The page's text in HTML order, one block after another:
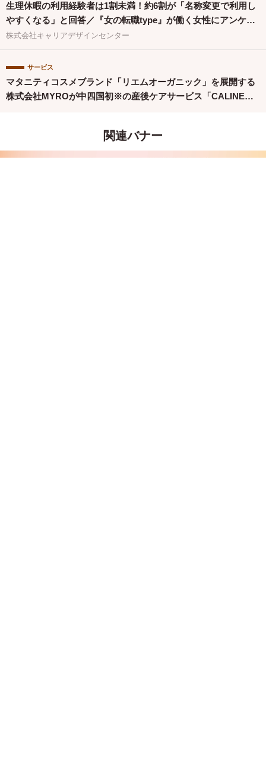
生理休暇の利用経験者は1割未満！約6割が「名称変更で利用し
やすくなる」と回答／『女の転職type』が働く女性にアンケー
ト【第134回】
株式会社キャリアデザインセンター
サービス
マタニティコスメブランド「リエムオーガニック」を展開する
株式会社MYROが中四国初※の産後ケアサービス「CALINE」
関連バナー